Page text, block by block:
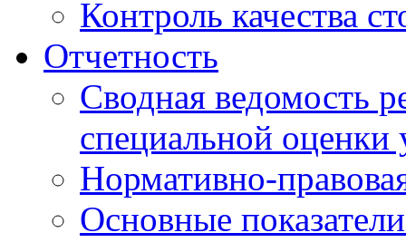
Контроль качества
Отчетность
Сводная ведомость
специальной оценки
Нормативно-
Основные